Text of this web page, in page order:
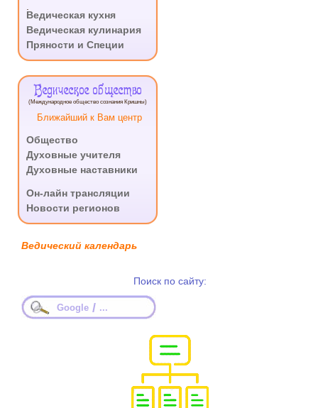
Ведическая кухня
Ведическая кулинария
Пряности и Специи
Ведическое общество
(Международное общество сознания Кришны)
Ближайший к Вам центр
Общество
Духовные учителя
Духовные наставники
Он-лайн трансляции
Новости регионов
Ведический календарь
Поиск по сайту:
Google / ...